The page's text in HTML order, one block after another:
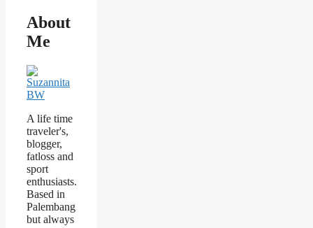
About
Me
A life time
traveler's,
blogger,
fatloss and
sport
enthusiasts.
Based in
Palembang
but always